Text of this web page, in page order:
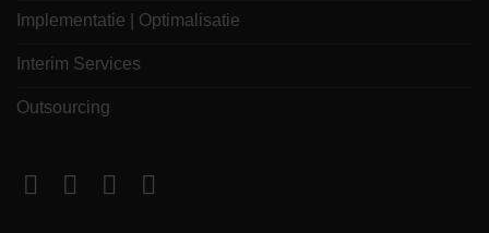
Implementatie | Optimalisatie
Interim Services
Outsourcing